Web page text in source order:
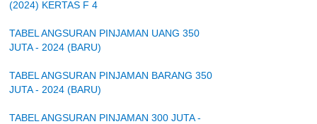
(2024) KERTAS F 4
TABEL ANGSURAN PINJAMAN UANG 350
JUTA - 2024 (BARU)
TABEL ANGSURAN PINJAMAN BARANG 350
JUTA - 2024 (BARU)
TABEL ANGSURAN PINJAMAN 300 JUTA -